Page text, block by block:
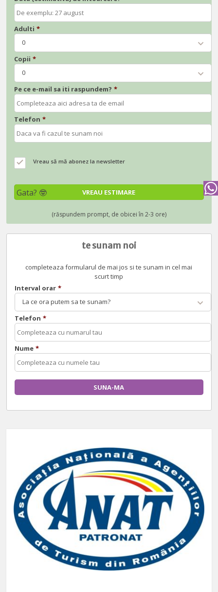
Adulti *
0
Copii *
0
Pe ce e-mail sa iti raspundem? *
Telefon *
Vreau să mă abonez la newsletter
te sunam noi
completeaza formularul de mai jos si te sunam in cel mai
scurt timp
Interval orar *
La ce ora putem sa te sunam?
Telefon *
Nume *